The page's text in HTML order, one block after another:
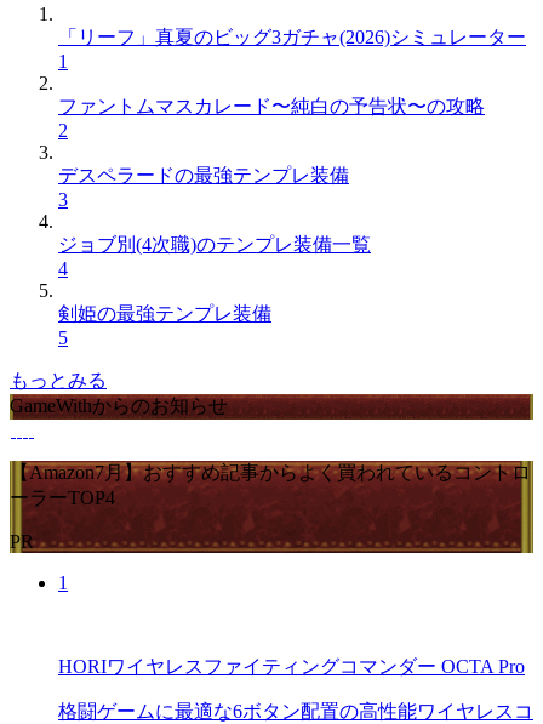
「リーフ」真夏のビッグ3ガチャ(2026)シミュレーター
1
ファントムマスカレード〜純白の予告状〜の攻略
2
デスペラードの最強テンプレ装備
3
ジョブ別(4次職)のテンプレ装備一覧
4
剣姫の最強テンプレ装備
5
もっとみる
GameWithからのお知らせ
【Amazon7月】おすすめ記事からよく買われているコントロ
ーラーTOP4
PR
1
HORIワイヤレスファイティングコマンダー OCTA Pro
格闘ゲームに最適な6ボタン配置の高性能ワイヤレスコ